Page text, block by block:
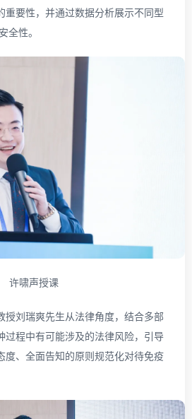
重要性，并通过数据分析展示不同型
全性。
许啸声授课
授刘瑞爽先生从法律角度，结合多部
过程中有可能涉及的法律风险，引导
度、全面告知的原则规范化对待免疫